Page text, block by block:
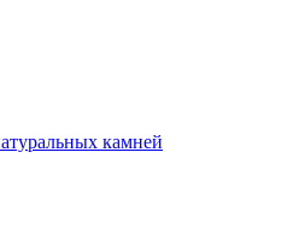
камней